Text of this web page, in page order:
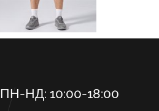
ПН-НД: 10:00-18:00